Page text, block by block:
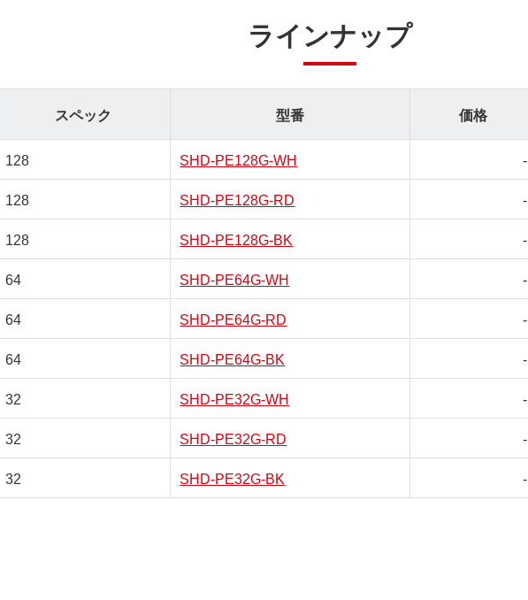
ラインナップ
スペック 型番 価格
128 SHD-PE128G-WH -
128
SHD-PE128G-RD -
128
SHD-PE128G-BK -
64
SHD-PE64G-WH -
64
SHD-PE64G-RD -
64
SHD-PE64G-BK -
32
SHD-PE32G-WH -
32
SHD-PE32G-RD -
32
SHD-PE32G-BK -